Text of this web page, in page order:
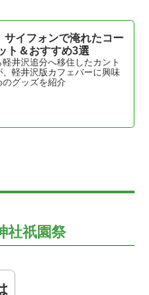
サイフォンで淹れたコー
ト＆おすすめ3選
井沢追分へ移住したカント
軽井沢版カフェバーに興味
のグッズを紹介
社祇園祭